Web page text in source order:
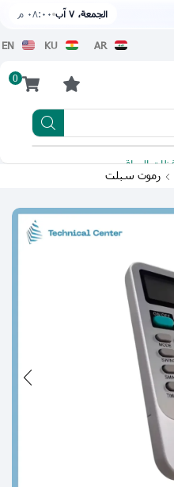
الجمعة، ٧ آب ٠٨:٠٠ م
AR
KU
EN
0
العراق
رموت سبلت